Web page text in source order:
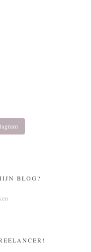
BLOG?